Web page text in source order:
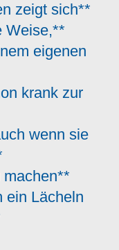
zeigt sich**
Weise,**
eigenen
krank zur
wenn sie
ein Lächeln